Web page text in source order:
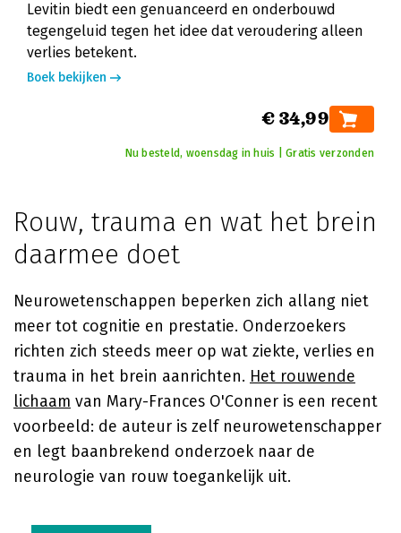
Levitin biedt een genuanceerd en onderbouwd
tegengeluid tegen het idee dat veroudering alleen
verlies betekent.
Boek bekijken
€ 34,99
Nu besteld, woensdag in huis | Gratis verzonden
Rouw, trauma en wat het brein
daarmee doet
Neurowetenschappen beperken zich allang niet
meer tot cognitie en prestatie. Onderzoekers
richten zich steeds meer op wat ziekte, verlies en
trauma in het brein aanrichten. Het rouwende
lichaam van Mary-Frances O'Conner is een recent
voorbeeld: de auteur is zelf neurowetenschapper
en legt baanbrekend onderzoek naar de
neurologie van rouw toegankelijk uit.